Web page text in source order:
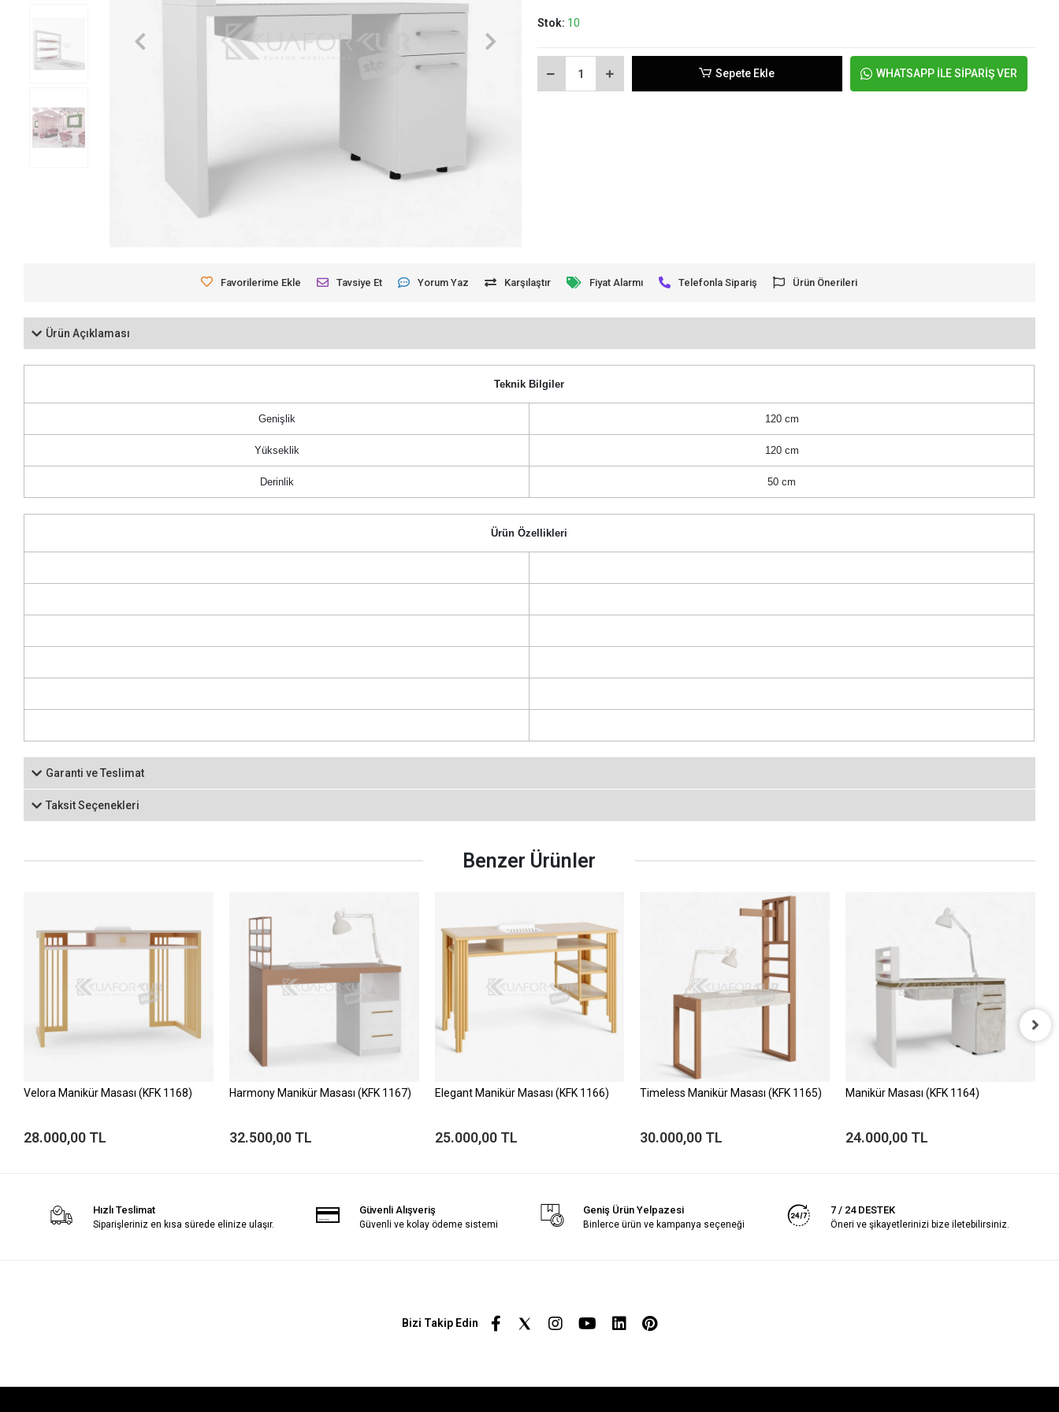
Stok: 10
Sepete Ekle WHATSAPP İLE SİPARİŞ VER
Favorilerime Ekle Tavsiye Et Yorum Yaz Karşılaştır Fiyat Alarmı Telefonla Sipariş Ürün Önerileri
Ürün Açıklaması
Teknik Bilgiler
Genişlik 120 cm
Yükseklik 120 cm
Derinlik 50 cm
Ürün Özellikleri
Garanti ve Teslimat
Taksit Seçenekleri
Benzer Ürünler
Velora Manikür Masası (KFK 1168)
28.000,00 TL
Harmony Manikür Masası (KFK 1167)
32.500,00 TL
Elegant Manikür Masası (KFK 1166)
25.000,00 TL
Timeless Manikür Masası (KFK 1165)
30.000,00 TL
Manikür Masası (KFK 1164)
24.000,00 TL
Hızlı Teslimat
Siparişleriniz en kısa sürede elinize ulaşır.
Güvenli Alışveriş
Güvenli ve kolay ödeme sistemi
Geniş Ürün Yelpazesi
Binlerce ürün ve kampanya seçeneği
7 / 24 DESTEK
Öneri ve şikayetlerinizi bize iletebilirsiniz.
Bizi Takip Edin